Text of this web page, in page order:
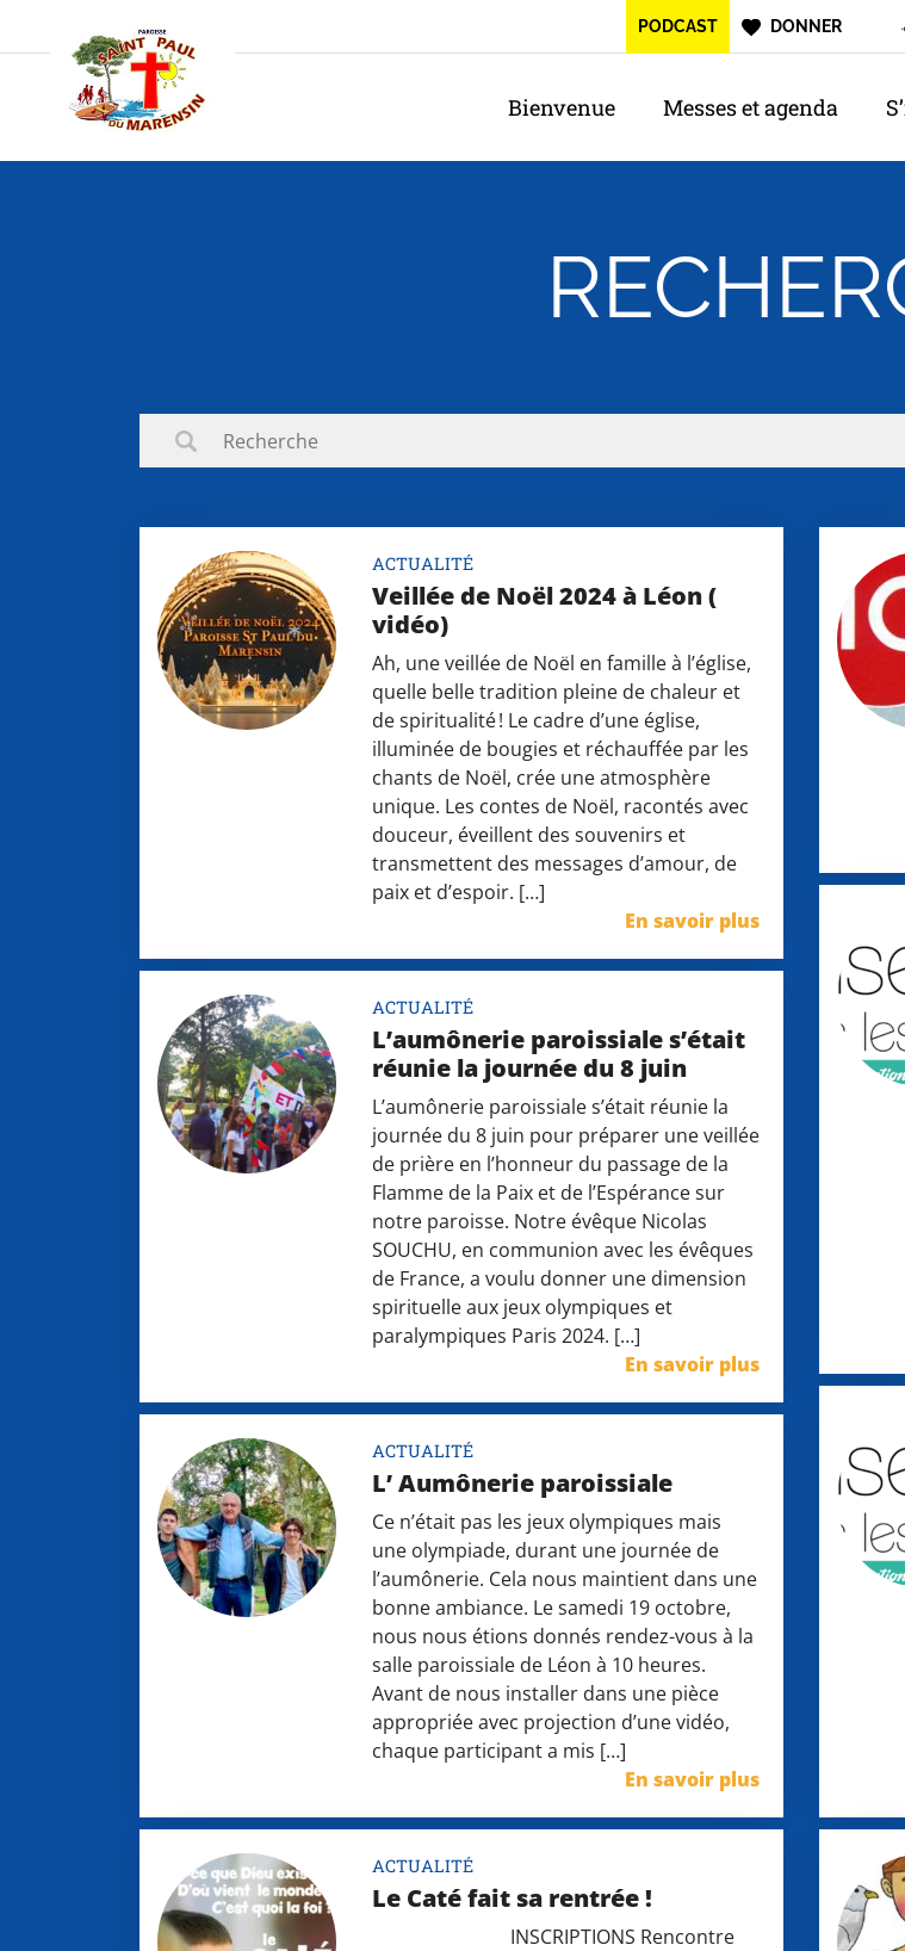
PODCAST DONNER
Bienvenue Messes et agenda
ACTUALITÉ
Veillée de Noël 2024 à Léon (
vidéo)
Ah, une veillée de Noël en famille à l’église,
quelle belle tradition pleine de chaleur et
de spiritualité ! Le cadre d’une église,
illuminée de bougies et réchauffée par les
chants de Noël, crée une atmosphère
unique. Les contes de Noël, racontés avec
douceur, éveillent des souvenirs et
transmettent des messages d’amour, de
paix et d’espoir. […]
En savoir plus
ACTUALITÉ
L’aumônerie paroissiale s’était
réunie la journée du 8 juin
L’aumônerie paroissiale s’était réunie la
journée du 8 juin pour préparer une veillée
de prière en l’honneur du passage de la
Flamme de la Paix et de l’Espérance sur
notre paroisse. Notre évêque Nicolas
SOUCHU, en communion avec les évêques
de France, a voulu donner une dimension
spirituelle aux jeux olympiques et
paralympiques Paris 2024. […]
En savoir plus
ACTUALITÉ
L’ Aumônerie paroissiale
Ce n’était pas les jeux olympiques mais
une olympiade, durant une journée de
l’aumônerie. Cela nous maintient dans une
bonne ambiance. Le samedi 19 octobre,
nous nous étions donnés rendez-vous à la
salle paroissiale de Léon à 10 heures.
Avant de nous installer dans une pièce
appropriée avec projection d’une vidéo,
chaque participant a mis […]
En savoir plus
ACTUALITÉ
Le Caté fait sa rentrée !
INSCRIPTIONS Rencontre